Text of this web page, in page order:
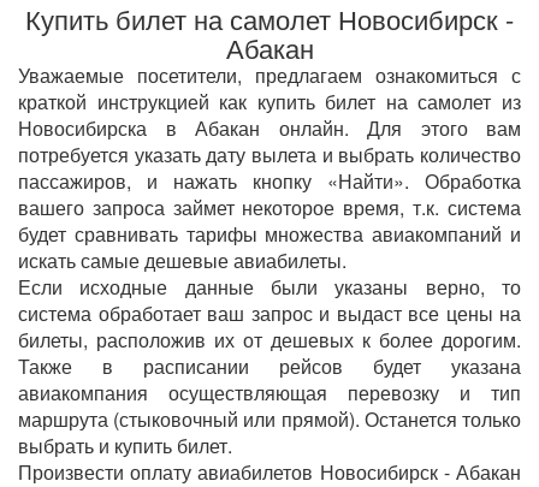
Купить билет на самолет Новосибирск -
Абакан
Уважаемые посетители, предлагаем ознакомиться с
краткой инструкцией как купить билет на самолет из
Новосибирска в Абакан онлайн. Для этого вам
потребуется указать дату вылета и выбрать количество
пассажиров, и нажать кнопку «Найти». Обработка
вашего запроса займет некоторое время, т.к. система
будет сравнивать тарифы множества авиакомпаний и
искать самые дешевые авиабилеты.
Если исходные данные были указаны верно, то
система обработает ваш запрос и выдаст все цены на
билеты, расположив их от дешевых к более дорогим.
Также в расписании рейсов будет указана
авиакомпания осуществляющая перевозку и тип
маршрута (стыковочный или прямой). Останется только
выбрать и купить билет.
Произвести оплату авиабилетов Новосибирск - Абакан